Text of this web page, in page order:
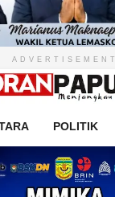
ADVERTISEMENT
POLITIK